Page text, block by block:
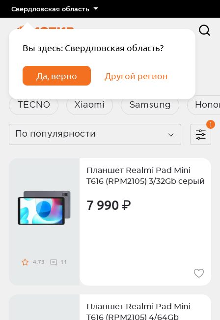
Свердловская область
Вы здесь: Свердловская область?
Да, верно Другой регион
Ноутбуки и планшеты
TECNO Xiaomi Samsung
По популярности
1
4.73 11
Планшет Realmi Pad Mini
T616 (RPM2105) 3/32Gb серый
7 990 ₽
Планшет Realmi Pad Mini
T616 (RPM2105) 4/64Gb
Отправить код по СМС
Отправить код еще раз через
сек.